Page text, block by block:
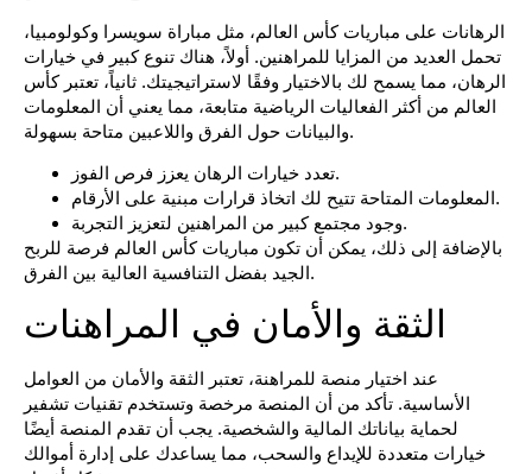
الرهانات على مباريات كأس العالم، مثل مباراة سويسرا وكولومبيا،
تحمل العديد من المزايا للمراهنين. أولاً، هناك تنوع كبير في خيارات
الرهان، مما يسمح لك بالاختيار وفقًا لاستراتيجيتك. ثانياً، تعتبر كأس
العالم من أكثر الفعاليات الرياضية متابعة، مما يعني أن المعلومات
والبيانات حول الفرق واللاعبين متاحة بسهولة.
تعدد خيارات الرهان يعزز فرص الفوز.
المعلومات المتاحة تتيح لك اتخاذ قرارات مبنية على الأرقام.
وجود مجتمع كبير من المراهنين لتعزيز التجربة.
بالإضافة إلى ذلك، يمكن أن تكون مباريات كأس العالم فرصة للربح
الجيد بفضل التنافسية العالية بين الفرق.
الثقة والأمان في المراهنات
عند اختيار منصة للمراهنة، تعتبر الثقة والأمان من العوامل
الأساسية. تأكد من أن المنصة مرخصة وتستخدم تقنيات تشفير
لحماية بياناتك المالية والشخصية. يجب أن تقدم المنصة أيضًا
خيارات متعددة للإيداع والسحب، مما يساعدك على إدارة أموالك